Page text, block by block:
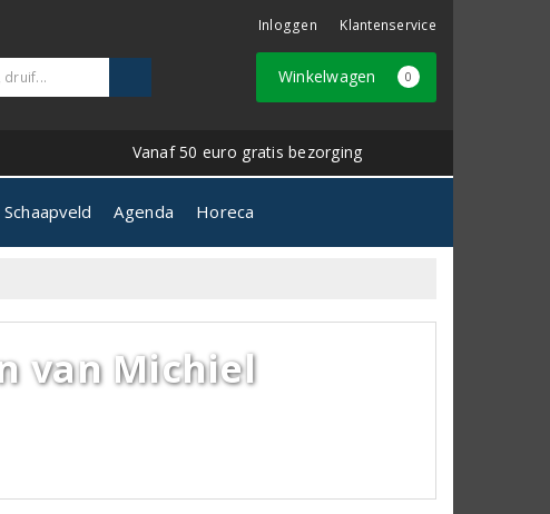
Inloggen Klantenservice
Winkelwagen 0
Vanaf 50 euro gratis bezorging
Schaapveld Agenda Horeca
van Michiel